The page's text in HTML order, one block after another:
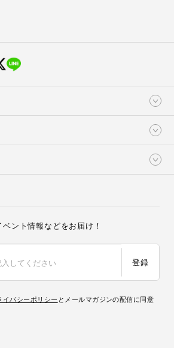
ント情報などをお届け！
登録
イバシーポリシー とメールマガジンの配信に同意